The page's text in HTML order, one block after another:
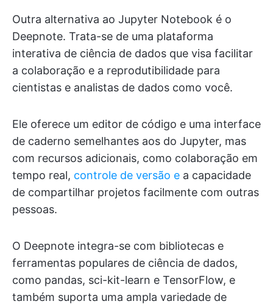
Outra alternativa ao Jupyter Notebook é o
Deepnote. Trata-se de uma plataforma
interativa de ciência de dados que visa facilitar
a colaboração e a reprodutibilidade para
cientistas e analistas de dados como você.
Ele oferece um editor de código e uma interface
de caderno semelhantes aos do Jupyter, mas
com recursos adicionais, como colaboração em
tempo real, controle de versão e a capacidade
de compartilhar projetos facilmente com outras
pessoas.
O Deepnote integra-se com bibliotecas e
ferramentas populares de ciência de dados,
como pandas, sci-kit-learn e TensorFlow, e
também suporta uma ampla variedade de